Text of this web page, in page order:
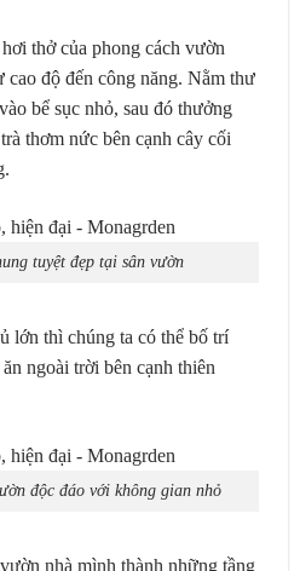
thở của phong cách vườn
độ đến công năng. Nằm thư
bể sục nhỏ, sau đó thưởng
thơm nức bên cạnh cây cối
tuyệt đẹp tại sân vườn
lớn thì chúng ta có thể bố trí
ngoài trời bên cạnh thiên
độc đáo với không gian nhỏ
nhà mình thành những tầng